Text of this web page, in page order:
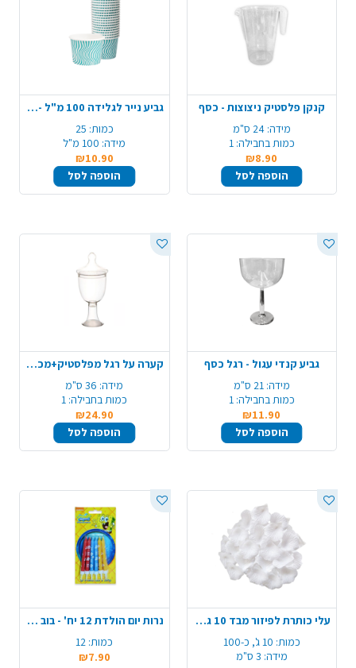
קנקן פלסטיק ניצוצות - כסף
מידה: 24 ס"מ
כמות בחבילה: 1
₪8.90
הוספה לסל
גביע נייר לגלידה 100 מ"ל - תכלת
כמות: 25
מידה: 100 מ"ל
₪10.90
הוספה לסל
גביע קנדי עגול - רגל כסף
מידה: 21 ס"מ
כמות בחבילה: 1
₪11.90
הוספה לסל
קערה על רגל מפלסטיק+מכסה 36 ס"מ - שקוף
מידה: 36 ס"מ
כמות בחבילה: 1
₪24.90
הוספה לסל
עלי כותרת לפיזור מבד 10 גרם - לבן
כמות: 10 ג', כ-100
מידה: 3 ס"מ
נרות יום הולדת 12 יח' - בוב ספוג
כמות: 12
₪7.90